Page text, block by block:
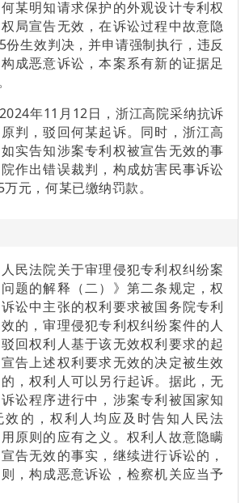
某明知请求保护的外观设计专利权
局宣告无效，在诉讼过程中故意隐
份生效判决，并申请强制执行，违反
成恶意诉讼，本案系有新的证据足
年11月12日，浙江高院采纳抗诉
判，驳回何某起诉。同时，浙江高
实告知涉案专利权被宣告无效的事
作出错误裁判，构成妨害民事诉讼
元，何某已缴纳罚款。
法院关于审理侵犯专利权纠纷案
题的解释（二）》第二条规定，权
讼中主张的权利要求被国务院专利
的，审理侵犯专利权纠纷案件的人
回权利人基于该无效权利要求的起
告上述权利要求无效的决定被生效
，权利人可以另行起诉。据此，无
讼程序进行中，涉案专利被国家知
效的，权利人均应及时告知人民法
原则的应有之义。权利人故意隐瞒
告无效的事实，继续进行诉讼的，
，构成恶意诉讼，检察机关应当予